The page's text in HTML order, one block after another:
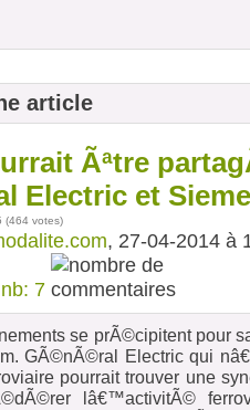
article
Ãªtre
Electric et
(464 votes)
, 27-04-2014 à
nb: 7
se prÃ©cipitent pour
GÃ©nÃ©ral Electric qui
pourrait trouver une
lâ€™activitÃ©